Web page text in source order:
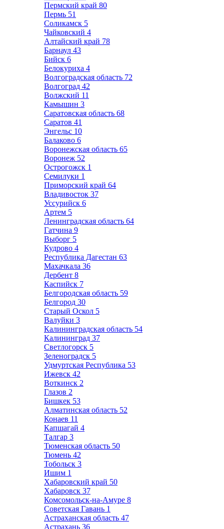
Пермский край 80
Пермь 51
Соликамск 5
Чайковский 4
Алтайский край 78
Барнаул 43
Бийск 6
Белокуриха 4
Волгоградская область 72
Волгоград 42
Волжский 11
Камышин 3
Саратовская область 68
Саратов 41
Энгельс 10
Балаково 6
Воронежская область 65
Воронеж 52
Острогожск 1
Семилуки 1
Приморский край 64
Владивосток 37
Уссурийск 6
Артем 5
Ленинградская область 64
Гатчина 9
Выборг 5
Кудрово 4
Республика Дагестан 63
Махачкала 36
Дербент 8
Каспийск 7
Белгородская область 59
Белгород 30
Старый Оскол 5
Валуйки 3
Калининградская область 54
Калининград 37
Светлогорск 5
Зеленоградск 5
Удмуртская Республика 53
Ижевск 42
Воткинск 2
Глазов 2
Бишкек 53
Алматинская область 52
Конаев 11
Капшагай 4
Талгар 3
Тюменская область 50
Тюмень 42
Тобольск 3
Ишим 1
Хабаровский край 50
Хабаровск 37
Комсомольск-на-Амуре 8
Советская Гавань 1
Астраханская область 47
Астрахань 36